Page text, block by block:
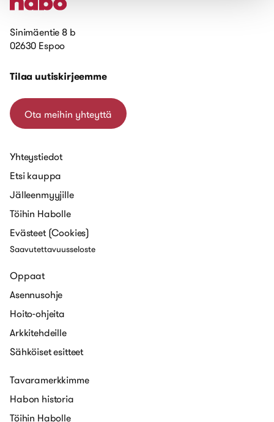
Sinimäentie 8 b
02630 Espoo
Tilaa uutiskirjeemme
Ota meihin yhteyttä
Yhteystiedot
Etsi kauppa
Jälleenmyyjille
Töihin Habolle
Evästeet (Cookies)
Saavutettavuusseloste
Oppaat
Asennusohje
Hoito-ohjeita
Arkkitehdeille
Sähköiset esitteet
Tavaramerkkimme
Habon historia
Töihin Habolle